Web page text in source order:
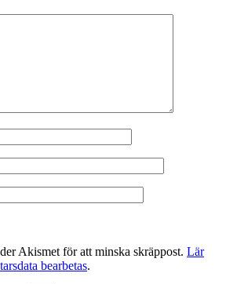
Akismet för att minska skräppost. Lär
bearbetas.